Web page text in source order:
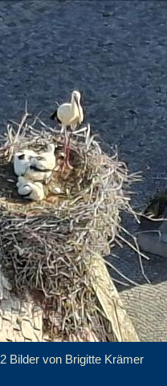
2 Bilder von Brigitte Krämer